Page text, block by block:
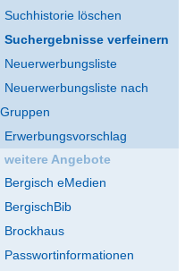
Suchhistorie löschen
Suchergebnisse verfeinern
Neuerwerbungsliste
Neuerwerbungsliste nach
Gruppen
Erwerbungsvorschlag
weitere Angebote
Bergisch eMedien
BergischBib
Brockhaus
Passwortinformationen